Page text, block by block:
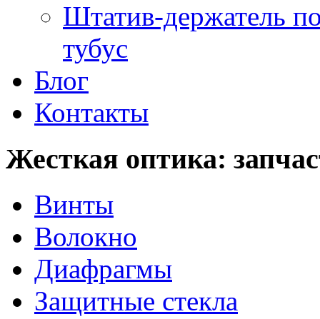
Штатив-держатель
тубус
Блог
Контакты
Жесткая оптика:
Винты
Волокно
Диафрагмы
Защитные стекла